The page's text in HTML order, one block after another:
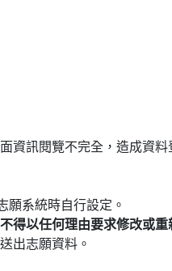
訊閱覽不完全，造成資料
願系統時自行設定。
得以任何理由要求修改或
出志願資料。